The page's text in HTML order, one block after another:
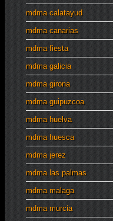
mdma calatayud
mdma canarias
mdma fiesta
mdma galicia
mdma girona
mdma guipuzcoa
mdma huelva
mdma huesca
mdma jerez
mdma las palmas
mdma malaga
mdma murcia